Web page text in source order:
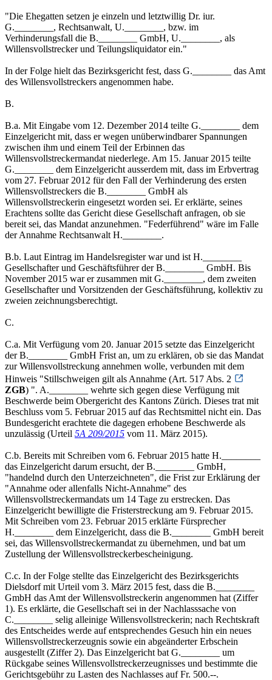
"Die Ehegatten setzen je einzeln und letztwillig Dr. iur.
G.________, Rechtsanwalt, U.________, bzw. im
Verhinderungsfall die B.________ GmbH, U.________, als
Willensvollstrecker und Teilungsliquidator ein."
In der Folge hielt das Bezirksgericht fest, dass G.________ das Amt
des Willensvollstreckers angenommen habe.
B.
B.a. Mit Eingabe vom 12. Dezember 2014 teilte G.________ dem
Einzelgericht mit, dass er wegen unüberwindbarer Spannungen
zwischen ihm und einem Teil der Erbinnen das
Willensvollstreckermandat niederlege. Am 15. Januar 2015 teilte
G.________ dem Einzelgericht ausserdem mit, dass im Erbvertrag
vom 27. Februar 2012 für den Fall der Verhinderung des ersten
Willensvollstreckers die B.________ GmbH als
Willensvollstreckerin eingesetzt worden sei. Er erklärte, seines
Erachtens sollte das Gericht diese Gesellschaft anfragen, ob sie
bereit sei, das Mandat anzunehmen. "Federführend" wäre im Falle
der Annahme Rechtsanwalt H.________.
B.b. Laut Eintrag im Handelsregister war und ist H.________
Gesellschafter und Geschäftsführer der B.________ GmbH. Bis
November 2015 war er zusammen mit G.________, dem zweiten
Gesellschafter und Vorsitzenden der Geschäftsführung, kollektiv zu
zweien zeichnungsberechtigt.
C.
C.a. Mit Verfügung vom 20. Januar 2015 setzte das Einzelgericht
der B.________ GmbH Frist an, um zu erklären, ob sie das Mandat
zur Willensvollstreckung annehmen wolle, verbunden mit dem
Hinweis "Stillschweigen gilt als Annahme (Art. 517 Abs. 2
ZGB) ". A.________ wehrte sich gegen diese Verfügung mit
Beschwerde beim Obergericht des Kantons Zürich. Dieses trat mit
Beschluss vom 5. Februar 2015 auf das Rechtsmittel nicht ein. Das
Bundesgericht erachtete die dagegen erhobene Beschwerde als
unzulässig (Urteil 5A 209/2015 vom 11. März 2015).
C.b. Bereits mit Schreiben vom 6. Februar 2015 hatte H.________
das Einzelgericht darum ersucht, der B.________ GmbH,
"handelnd durch den Unterzeichneten", die Frist zur Erklärung der
"Annahme oder allenfalls Nicht-Annahme" des
Willensvollstreckermandats um 14 Tage zu erstrecken. Das
Einzelgericht bewilligte die Fristerstreckung am 9. Februar 2015.
Mit Schreiben vom 23. Februar 2015 erklärte Fürsprecher
H.________ dem Einzelgericht, dass die B.________ GmbH bereit
sei, das Willensvollstreckermandat zu übernehmen, und bat um
Zustellung der Willensvollstreckerbescheinigung.
C.c. In der Folge stellte das Einzelgericht des Bezirksgerichts
Dielsdorf mit Urteil vom 3. März 2015 fest, dass die B.________
GmbH das Amt der Willensvollstreckerin angenommen hat (Ziffer
1). Es erklärte, die Gesellschaft sei in der Nachlasssache von
C.________ selig alleinige Willensvollstreckerin; nach Rechtskraft
des Entscheides werde auf entsprechendes Gesuch hin ein neues
Willensvollstreckerzeugnis sowie ein abgeänderter Erbschein
ausgestellt (Ziffer 2). Das Einzelgericht bat G.________ um
Rückgabe seines Willensvollstreckerzeugnisses und bestimmte die
Gerichtsgebühr zu Lasten des Nachlasses auf Fr. 500.--.